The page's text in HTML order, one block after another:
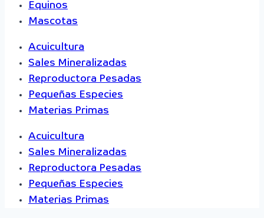
Equinos
Mascotas
Acuicultura
Sales Mineralizadas
Reproductora Pesadas
Pequeñas Especies
Materias Primas
Acuicultura
Sales Mineralizadas
Reproductora Pesadas
Pequeñas Especies
Materias Primas